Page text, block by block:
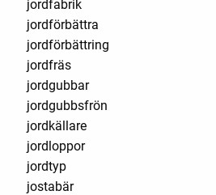
jordfabrik
jordförbättra
jordförbättring
jordfräs
jordgubbar
jordgubbsfrön
jordkällare
jordloppor
jordtyp
jostabär